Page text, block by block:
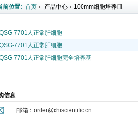
前位置: 首页 产品中心 100mm细胞培养皿
QSG-7701人正常肝细胞
QSG-7701人正常肝细胞
QSG-7701人正常肝细胞完全培养基
信息
邮箱： order@chiscientific.cn